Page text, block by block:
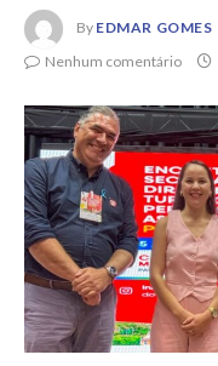
By EDMAR GOMES
Nenhum comentário